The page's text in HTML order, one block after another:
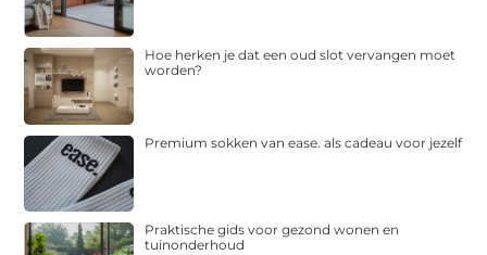
Hoe herken je dat een oud slot vervangen moet
worden?
Premium sokken van ease. als cadeau voor jezelf
Praktische gids voor gezond wonen en
tuinonderhoud